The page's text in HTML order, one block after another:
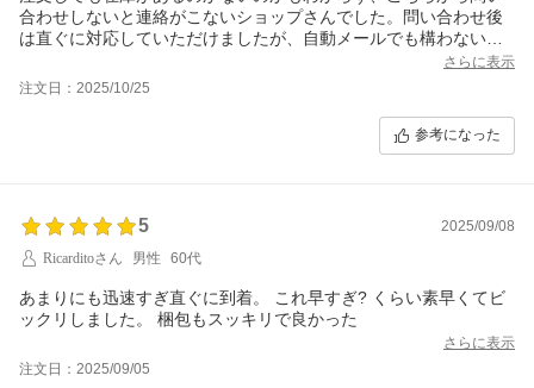
合わせしないと連絡がこないショップさんでした。問い合わせ後
は直ぐに対応していただけましたが、自動メールでも構わないの
で、注文を受け付けた時点でショップさんからの確認メールをい
ただけたらと思います。
さらに表示
注文日：2025/10/25
参考になった
5
2025/09/08
Ricarditoさん
男性 60代
あまりにも迅速すぎ直ぐに到着。 これ早すぎ? くらい素早くてビ
ックリしました。 梱包もスッキリで良かった
さらに表示
注文日：2025/09/05